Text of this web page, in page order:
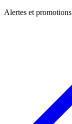
Alertes et promotions